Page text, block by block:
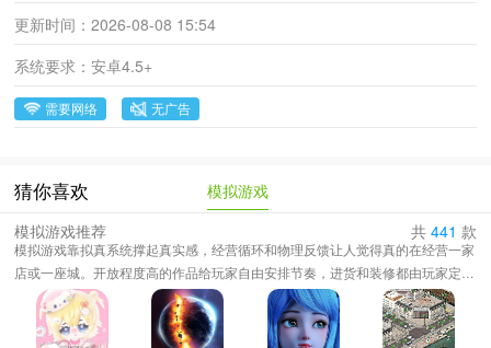
更新时间：2026-08-08 15:54
系统要求：安卓4.5+
需要网络 无广告
猜你喜欢
模拟游戏
模拟游戏推荐
共 441 款
模拟游戏靠拟真系统撑起真实感，经营循环和物理反馈让人觉得真的在经营一家
店或一座城。开放程度高的作品给玩家自由安排节奏，进货和装修都由玩家定，
定价也由玩家把控，不必跟着任务线走。合集里既有经营农场和城市的经营模
拟，也有还原驾驶手感的载具模拟，两者都靠细节堆出真实。题材覆盖像素农场
和3D城市两类，跨度很大，大多免费下载，内购一般只解锁装饰或加速道具。